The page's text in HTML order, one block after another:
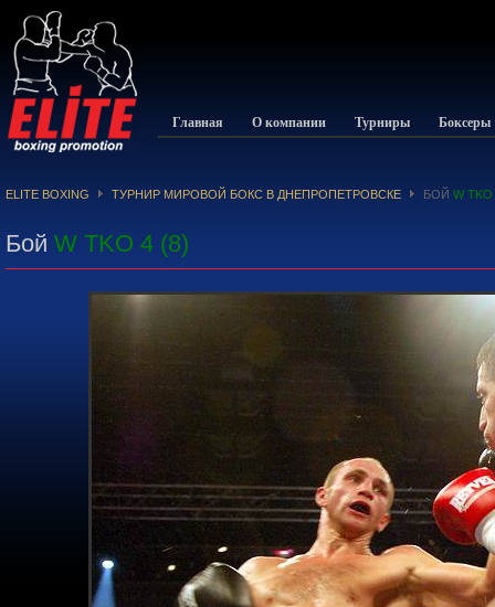
Главная О компании Турниры Боксеры
ELITE BOXING ТУРНИР МИРОВОЙ БОКС В ДНЕПРОПЕТРОВСКЕ БОЙ W
Бой W TKO 4 (8)